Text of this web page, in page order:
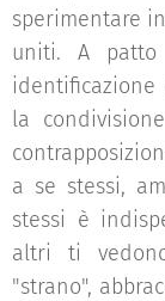
sperimentare
uniti. A
la
a se stessi,
stessi è
altri ti
"strano",